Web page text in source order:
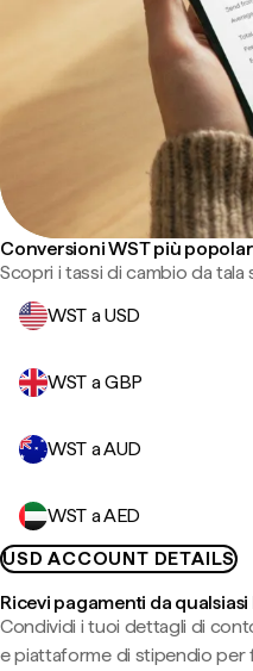
Conversioni WST più
Scopri i tassi di cambio da tala
WST a USD
WST a GBP
WST a AUD
WST a AED
USD ACCOUNT DETAILS
Ricevi pagamenti da
Condividi i tuoi dettagli di
e piattaforme di stipendio per